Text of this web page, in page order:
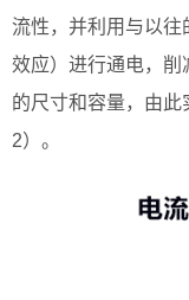
流性，并利用与以往
效应）进行通电，
的尺寸和容量，由此
2）。